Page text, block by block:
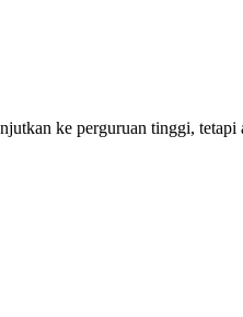
ke perguruan tinggi,